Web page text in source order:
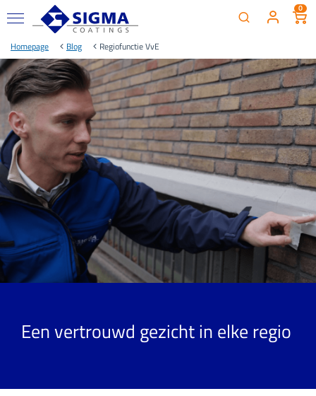
0
Homepage Blog Regiofunctie VvE
Een vertrouwd gezicht in elke regio